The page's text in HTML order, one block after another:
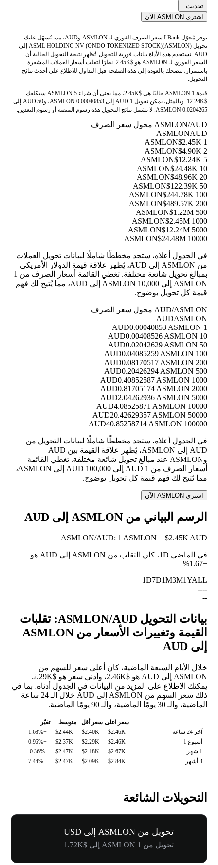
تحديث
اشتري ASMLON الآن
يوفر مُحوّل LBank سعر الصرف الفوري لـ ASMLON وAUD، مما يُسهّل عليك
تحويل ASML HOLDING NV (ONDO TOKENIZED STOCK)(ASMLON) إلى
AUD. تستخدم هذه الأداة بيانات فورية للتحويل. تُظهر نتيجة التحويل الحالية أن
السعر الفوري لـ ASMLON هو $2.45K. نظرًا لتقلب أسعار العملات المشفرة
باستمرار، ننصحك بالعودة إلى هذه الصفحة قبل التداول للاطلاع على أحدث نتائج
التحويل.
قيمة 1 ASMLON حاليًا هي $2.45K، مما يعني أن شراء 5 ASMLON سيكلفك
$12.24K. وبالمثل، يمكن تحويل 1 AUD إلى 0.00040853 ASMLON، و50 AUD إلى
0.0204265 ASMLON. لا تشمل نتائج التحويل هذه رسوم المنصة أو رسوم التعدين.
ASMLON/AUD محول سعر الصرف
ASMLONAUD
1 ASMLON
$2.45K
2 ASMLON
$4.90K
5 ASMLON
$12.24K
10 ASMLON
$24.48K
20 ASMLON
$48.96K
50 ASMLON
$122.39K
100 ASMLON
$244.78K
200 ASMLON
$489.57K
500 ASMLON
$1.22M
1000 ASMLON
$2.45M
5000 ASMLON
$12.24M
10000 ASMLON
$24.48M
في الجدول أعلاه، ستجد مخططًا شاملًا لبيانات تحويل العملات
من ASMLON إلى AUD، يُظهر علاقة قيمة الدولار الأمريكي
بمبالغ تحويل شائعة مختلفة. تغطي القائمة أسعار الصرف من 1
ASMLON إلى 10,000 ASMLON إلى AUD، مما يُتيح لك فهم
قيمة كل تحويل بوضوح.
AUD/ASMLON محول سعر الصرف
AUDASMLON
1 AUD
0.00040853 ASMLON
10 AUD
0.00408526 ASMLON
50 AUD
0.02042629 ASMLON
100 AUD
0.04085259 ASMLON
200 AUD
0.08170517 ASMLON
500 AUD
0.20426294 ASMLON
1000 AUD
0.40852587 ASMLON
2000 AUD
0.81705174 ASMLON
5000 AUD
2.04262936 ASMLON
10000 AUD
4.08525871 ASMLON
50000 AUD
20.42629357 ASMLON
100000 AUD
40.85258714 ASMLON
في الجدول أعلاه، ستجد مخططًا شاملًا لبيانات التحويل من
AUD إلى ASMLON، يُظهر علاقة القيمة بين AUD
وASMLON عند مبالغ تحويل شائعة مختلفة. تغطي القائمة
أسعار الصرف من 1 AUD إلى 100,000 AUD إلى ASMLON،
مما يُتيح لك فهم قيمة كل تحويل بوضوح.
اشتري ASMLON الآن
الرسم البياني من ASMLON إلى AUD
ASMLON/AUD: 1 ASMLON = $2.45K AUD
في الماضي 1D، كان التقلب من ASMLON إلى AUD هو
+1.67%
.
1D7D1M3M1YALL
--
--
--
بيانات التحويل ASMLON/AUD: تقلبات
القيمة وتغييرات الأسعار من ASMLON
إلى AUD
خلال الأيام السبعة الماضية، كان أعلى سعر للسهم من
ASMLON إلى AUD هو $2.46K، وأدنى سعر هو $2.29K.
يمكنك الاطلاع على المزيد من البيانات في الجدول أدناه، بما في
ذلك سعر السهم من ASMLON إلى AUD خلال الـ 24 ساعة
الماضية، والـ 30 يومًا الماضية، والـ 90 يومًا الماضية.
سعر اعلى سعر أقل متوسط
تغيّر
آخر 24 ساعة
$2.46K
$2.40K
$2.44K
+1.68%
أسبوع 1
$2.46K
$2.29K
$2.37K
+0.96%
1 شهر
$2.67K
$2.18K
$2.47K
-0.36%
3 أشهر
$2.84K
$2.09K
$2.47K
+7.44%
التحويلات الشائعة
تحويل من ASMLON إلى USD
تحويل من 1 ASMLON إلى $1.72K